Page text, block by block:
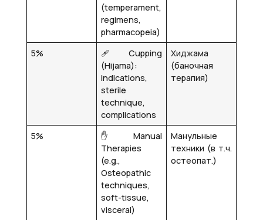
(temperament,
regimens,
pharmacopeia)
5%
🩹 Cupping
(Hijama):
indications,
sterile
technique,
complications
Хиджама
(баночная
терапия)
5%
✋ Manual
Therapies
(e.g.,
Osteopathic
techniques,
soft-tissue,
visceral)
Манульные
техники (в т.ч.
остеопат.)